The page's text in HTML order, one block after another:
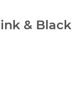
& Black